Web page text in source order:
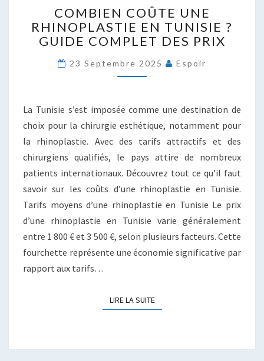
COÛTE
UNE
RHINOPLASTIE
TUNISIE
?
DES
PRIX
COMBIEN COÛTE UNE
RHINOPLASTIE EN TUNISIE ?
GUIDE COMPLET DES PRIX
23 Septembre 2025 Espoir
La Tunisie s’est imposée comme une destination de
choix pour la chirurgie esthétique, notamment pour
la rhinoplastie. Avec des tarifs attractifs et des
chirurgiens qualifiés, le pays attire de nombreux
patients internationaux. Découvrez tout ce qu’il faut
savoir sur les coûts d’une rhinoplastie en Tunisie.
Tarifs moyens d’une rhinoplastie en Tunisie Le prix
d’une rhinoplastie en Tunisie varie généralement
entre 1 800 € et 3 500 €, selon plusieurs facteurs. Cette
fourchette représente une économie significative par
rapport aux tarifs…
LIRE LA SUITELIRE LA SUITE